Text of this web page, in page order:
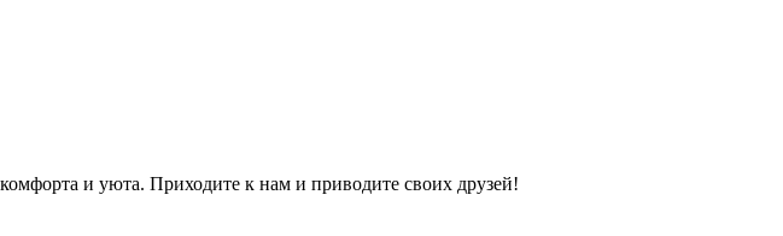
и уюта. Приходите к нам и приводите своих друзей!